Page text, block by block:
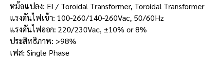
หม้อแปลง: EI / Toroidal Transformer, Toroidal Transformer
แรงดันไฟเข้า: 100-260/140-260Vac, 50/60Hz
แรงดันไฟออก: 220/230Vac, ±10% or 8%
ประสิทธิภาพ: >98%
เฟส: Single Phase